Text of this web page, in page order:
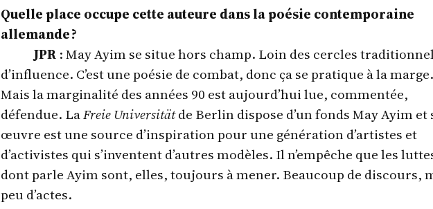
Quelle place occupe cette auteure dans la poésie contemporaine
allemande ?
JPR : May Ayim se situe hors champ. Loin des cercles
d’influence. C’est une poésie de combat, donc ça se pratique à la marge.
Mais la marginalité des années 90 est aujourd’hui lue, commentée,
défendue. LaFreie Universitätde Berlin dispose d’un fonds May Ayim et
œuvre est une source d’inspiration pour une génération d’artistes et
d’activistes qui s’inventent d’autres modèles. Il n’empêche que les
dont parle Ayim sont, elles, toujours à mener. Beaucoup de discours,
peu d’actes.